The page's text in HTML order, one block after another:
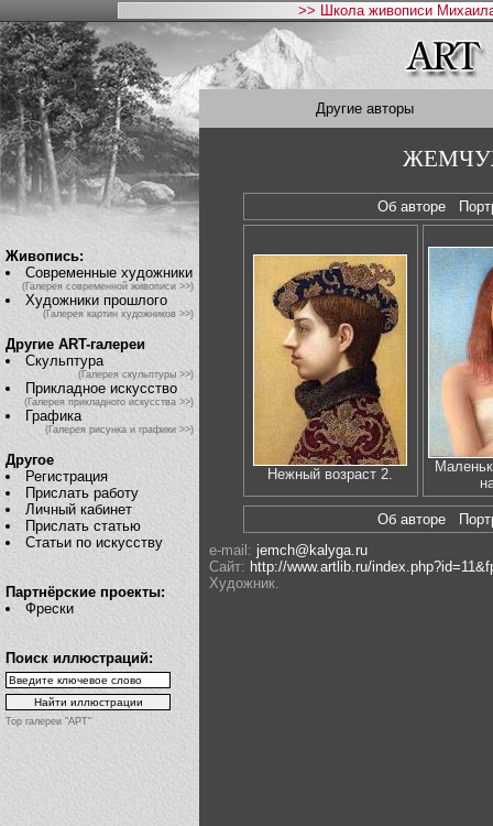
>> Школа живописи
Живопись:
Современные художники
(Галерея современной живописи >>)
Художники прошлого
(Галерея картин художников >>)
Другие ART-галереи
Скульптура
(Галерея скульптуры >>)
Прикладное искусство
(Галерея прикладного искусства >>)
Графика
(Галерея рисунка и графики >>)
Другое
Регистрация
Прислать работу
Личный кабинет
Прислать статью
Статьи по искусству
Партнёрские проекты:
Фрески
Поиск иллюстраций:
Top галереи "АРТ"
Другие авторы
Об авторе
Нежный возраст 2.
Об авторе
e-mail: jemch@kalyga.ru
Сайт: http://www.artlib.ru/
Художник.